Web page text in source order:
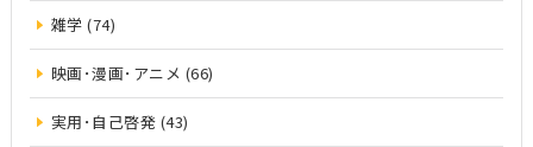
雑学 (74)
映画･漫画･アニメ (66)
実用･自己啓発 (43)